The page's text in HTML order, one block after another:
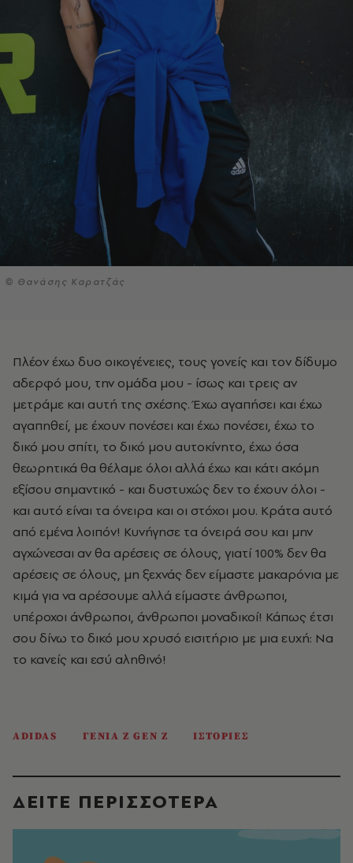
© Θανάσης Καρατζάς
Πλέον έχω δυο οικογένειες, τους γονείς και τον δίδυμο
αδερφό μου, την ομάδα μου - ίσως και τρεις αν
μετράμε και αυτή της σχέσης. Έχω αγαπήσει και έχω
αγαπηθεί, με έχουν πονέσει και έχω πονέσει, έχω το
δικό μου σπίτι, το δικό μου αυτοκίνητο, έχω όσα
θεωρητικά θα θέλαμε όλοι αλλά έχω και κάτι ακόμη
εξίσου σημαντικό - και δυστυχώς δεν το έχουν όλοι -
και αυτό είναι τα όνειρα και οι στόχοι μου. Κράτα αυτό
από εμένα λοιπόν! Κυνήγησε τα όνειρά σου και μην
αγχώνεσαι αν θα αρέσεις σε όλους, γιατί 100% δεν θα
αρέσεις σε όλους, μη ξεχνάς δεν είμαστε μακαρόνια με
κιμά για να αρέσουμε αλλά είμαστε άνθρωποι,
υπέροχοι άνθρωποι, άνθρωποι μοναδικοί! Κάπως έτσι
σου δίνω το δικό μου χρυσό εισιτήριο με μια ευχή: Να
το κανείς και εσύ αληθινό!
ADIDAS ΓΕΝΙΑ Ζ GEN Z ΙΣΤΟΡΙΕΣ
ΔΕΙΤΕ ΠΕΡΙΣΣΟΤΕΡΑ